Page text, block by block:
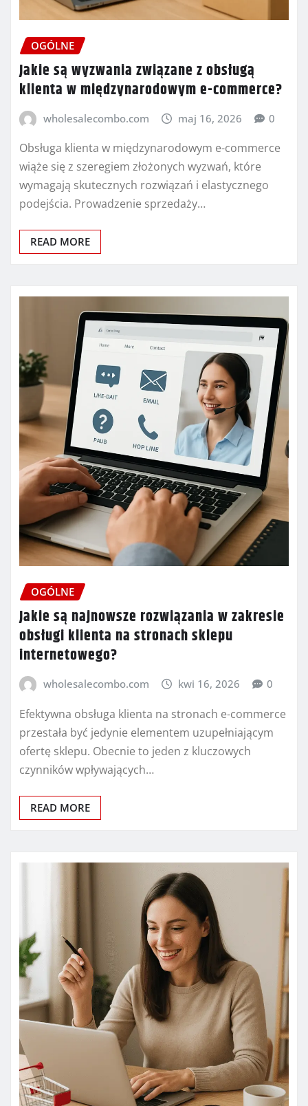
OGÓLNE
Jakie są wyzwania związane z obsługą
klienta w międzynarodowym e-commerce?
wholesalecombo.com maj 16, 2026 0
Obsługa klienta w międzynarodowym e-commerce
wiąże się z szeregiem złożonych wyzwań, które
wymagają skutecznych rozwiązań i elastycznego
podejścia. Prowadzenie sprzedaży…
READ MORE
OGÓLNE
Jakie są najnowsze rozwiązania w zakresie
obsługi klienta na stronach sklepu
internetowego?
wholesalecombo.com kwi 16, 2026 0
Efektywna obsługa klienta na stronach e-commerce
przestała być jedynie elementem uzupełniającym
ofertę sklepu. Obecnie to jeden z kluczowych
czynników wpływających…
READ MORE